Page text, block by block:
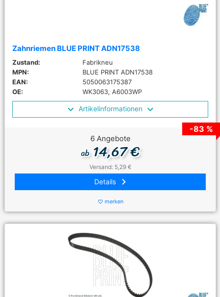
Zahnriemen BLUE PRINT ADN17538
Zustand:
Fabrikneu
MPN:
BLUE PRINT ADN17538
EAN:
5050063175387
OE:
WK3063, A6003WP
Artikelinformationen
-83 %
6 Angebote
ab14,67 €
Versand: 5,29 €
Details keyboard_arrow_right
favorite_border merken